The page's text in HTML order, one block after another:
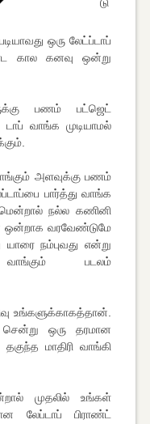
ஒரு லேட்ப்டாப்
கால கனவு ஒன்று
பணம் பட்ஜெட்
வாங்க முடியாமல்
அளவுக்கு பணம்
பார்த்து வாங்க
நல்ல கணினி
ஒன்றாக வரவேண்டுமே
யாரை நம்புவது என்று
படலம்
உங்களுக்காகத்தான்.
ஒரு தரமான
மாதிரி வாங்கி
முதலில் உங்கள்
லேப்டாப் பிராண்ட்